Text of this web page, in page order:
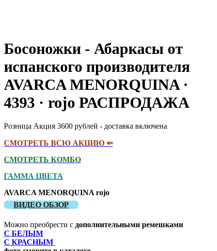
Босоножки - Абаркасы от
испанского производителя
AVARCA MENORQUINA ·
4393 · rojo РАСПРОДАЖА
Розница Акция 3600 рублей - доставка включена
СМОТРЕТЬ ВСЮ АКЦИЮ ⇐
СМОТРЕТЬ КОМБО
ГАММА ЦВЕТА
AVARCA MENORQUINA rojo
ВИДЕО ОБЗОР
Можно преобрести с дополнительными ремешками
С БЕЛЫМ
С КРАСНЫМ